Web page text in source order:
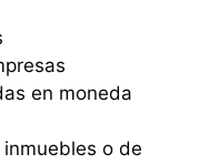
en moneda
o de